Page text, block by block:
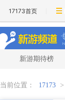
17173首页
新游期待榜
当前位置： 17173 >